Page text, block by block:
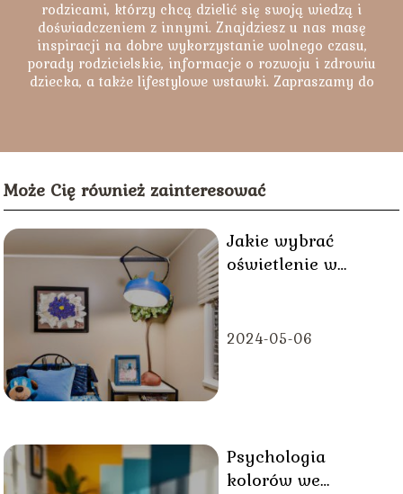
rodzicami, którzy chcą dzielić się swoją wiedzą i
doświadczeniem z innymi. Znajdziesz u nas masę
inspiracji na dobre wykorzystanie wolnego czasu,
porady rodzicielskie, informacje o rozwoju i zdrowiu
dziecka, a także lifestylowe wstawki. Zapraszamy do
Może Cię również zainteresować
Jakie wybrać
oświetlenie w
2024-05-06
Psychologia
kolorów we